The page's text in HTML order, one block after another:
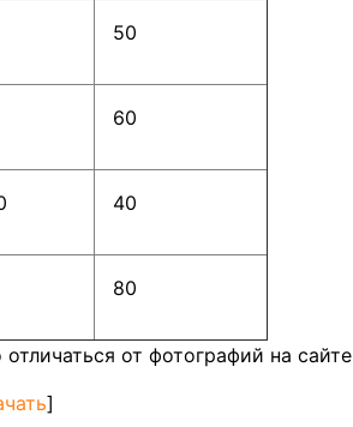
50
60
40
80
от фотографий на сайте
]